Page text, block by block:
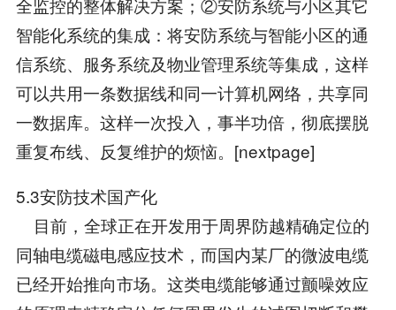
智能化系统的集成：将安防系统与智能小区的通
信系统、服务系统及物业管理系统等集成，这样
可以共用一条数据线和同一计算机网络，共享同
一数据库。这样一次投入，事半功倍，彻底摆脱
重复布线、反复维护的烦恼。[nextpage]
5.3安防技术国产化
目前，全球正在开发用于周界防越精确定位的
同轴电缆磁电感应技术，而国内某厂的微波电缆
已经开始推向市场。这类电缆能够通过颤噪效应